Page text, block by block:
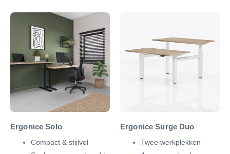
Ergonice Solo
Compact & stijlvol
Ergonice Surge Duo
Twee werkplekken